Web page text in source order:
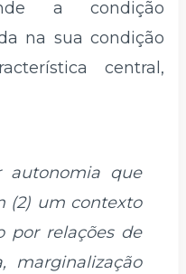
a condição
na sua condição
central,
autonomia que
(2) um contexto
por relações de
marginalização